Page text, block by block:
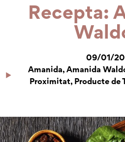
Recepta:
09/01/
Amanida, Amanida
Proximitat, Producte de